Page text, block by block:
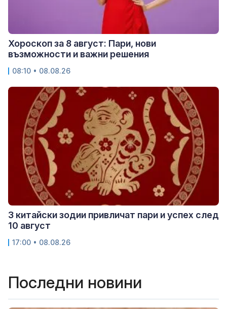
Хороскоп за 8 август: Пари, нови
възможности и важни решения
08:10 • 08.08.26
3 китайски зодии привличат пари и успех след
10 август
17:00 • 08.08.26
Последни новини